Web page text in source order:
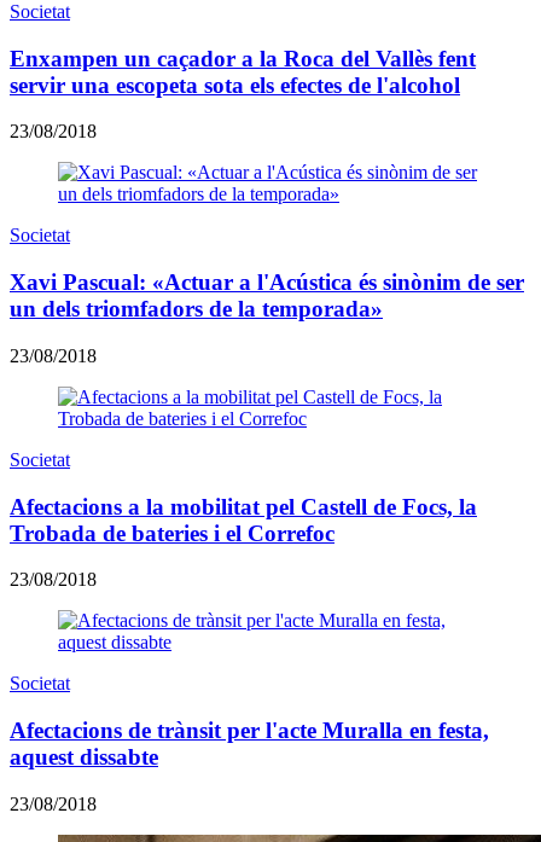
Societat
Enxampen un caçador a la Roca del Vallès fent
servir una escopeta sota els efectes de l'alcohol
23/08/2018
Societat
Xavi Pascual: «Actuar a l'Acústica és sinònim de ser
un dels triomfadors de la temporada»
23/08/2018
Societat
Afectacions a la mobilitat pel Castell de Focs, la
Trobada de bateries i el Correfoc
23/08/2018
Societat
Afectacions de trànsit per l'acte Muralla en festa,
aquest dissabte
23/08/2018